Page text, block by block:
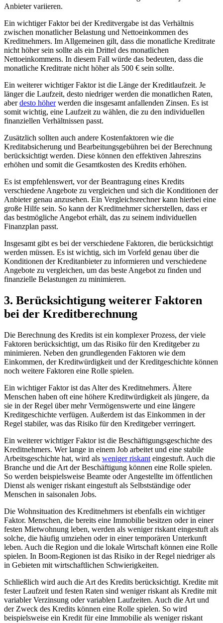
Anbieter variieren.
Ein wichtiger Faktor bei der Kreditvergabe ist das Verhältnis
zwischen monatlicher Belastung und Nettoeinkommen des
Kreditnehmers. Im Allgemeinen gilt, dass die monatliche Kreditrate
nicht höher sein sollte als ein Drittel des monatlichen
Nettoeinkommens. In diesem Fall würde das bedeuten, dass die
monatliche Kreditrate nicht höher als 500 € sein sollte.
Ein weiterer wichtiger Faktor ist die Länge der Kreditlaufzeit. Je
länger die Laufzeit, desto niedriger werden die monatlichen Raten,
aberdesto höherwerden die insgesamt anfallenden Zinsen. Es ist
somit wichtig, eine Laufzeit zu wählen, die zu den individuellen
finanziellen Verhältnissen passt.
Zusätzlich sollten auch andere Kostenfaktoren wie die
Kreditabsicherung und Bearbeitungsgebühren bei der Berechnung
berücksichtigt werden. Diese können den effektiven Jahreszins
erhöhen und somit die Gesamtkosten des Kredits erhöhen.
Es ist empfehlenswert, vor der Beantragung eines Kredits
verschiedene Angebote zu vergleichen und sich die Konditionen der
Anbieter genau anzusehen. Ein Vergleichsrechner kann hierbei eine
große Hilfe sein. So kann der Kreditnehmer sicherstellen, dass er
das bestmögliche Angebot erhält, das zu seinem individuellen
Finanzplan passt.
Insgesamt gibt es bei der verschiedene Faktoren, die berücksichtigt
werden müssen. Es ist wichtig, sich im Vorfeld genau über die
Konditionen der Kreditanbieter zu informieren und verschiedene
Angebote zu vergleichen, um das beste Angebot zu finden und
finanzielle Belastungen zu minimieren.
3. Berücksichtigung weiterer Faktoren
bei der Kreditberechnung
Die Berechnung des Kredits ist ein komplexer Prozess, der viele
Faktoren berücksichtigt, um das Risiko für den Kreditgeber zu
minimieren. Neben den grundlegenden Faktoren wie dem
Einkommen, der Kreditwürdigkeit und der Kreditgeschichte können
noch weitere Faktoren eine Rolle spielen.
Ein wichtiger Faktor ist das Alter des Kreditnehmers. Ältere
Menschen haben oft eine höhere Kreditwürdigkeit als jüngere, da
sie in der Regel über mehr Vermögenswerte und eine längere
Kreditgeschichte verfügen. Außerdem ist das Einkommen in der
Regel stabiler, was das Risiko für den Kreditgeber verringert.
Ein weiterer wichtiger Faktor ist die Beschäftigungsgeschichte des
Kreditnehmers. Wer lange in einem Job arbeitet und eine stabile
Arbeitsgeschichte hat, wird als weniger riskant eingestuft. Auch die
Branche und die Art der Beschäftigung können eine Rolle spielen.
So werden beispielsweise Beamte oder Angestellte im öffentlichen
Dienst als weniger riskant eingestuft als Selbstständige oder
Menschen in saisonalen Jobs.
Die Wohnsituation des Kreditnehmers ist ebenfalls ein wichtiger
Faktor. Menschen, die bereits eine Immobilie besitzen oder in einer
festen Mietwohnung leben, werden als weniger riskant eingestuft als
solche, die häufig umziehen oder in einer temporären Unterkunft
leben. Auch die Region und die lokale Wirtschaft können eine Rolle
spielen. In Boom-Regionen ist das Risiko in der Regel niedriger als
in Gebieten mit wirtschaftlichen Schwierigkeiten.
Schließlich wird auch die Art des Kredits berücksichtigt. Kredite mit
fester Laufzeit und festen Raten sind weniger riskant als Kredite mit
variabler Verzinsung oder variablen Laufzeiten. Auch die Art und
der Zweck des Kredits können eine Rolle spielen. So wird
beispielsweise ein Kredit für eine Immobilie als weniger riskant